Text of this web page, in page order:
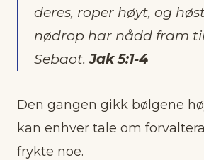
deres, roper høyt, og
nødrop har nådd fram
Sebaot. Jak 5:1-4
Den gangen gikk bølgene
kan enhver tale om
frykte noe.